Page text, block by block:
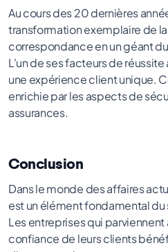
Au cours des 20 dernières
transformation exemplaire de
correspondance en un géant
L'un de ses facteurs de
une expérience client unique.
enrichie par les aspects de
assurances.
Conclusion
Dans le monde des affaires
est un élément fondamental
Les entreprises qui parviennent
confiance de leurs clients